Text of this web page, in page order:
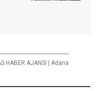
HABER AJANSI Adana